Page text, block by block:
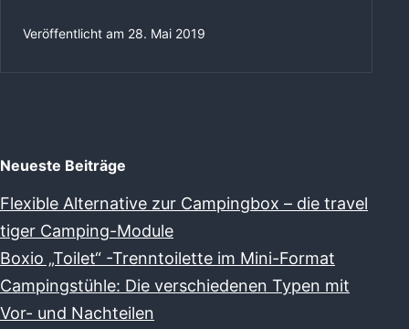
Veröffentlicht am 28. Mai 2019
Neueste Beiträge
Flexible Alternative zur Campingbox – die travel
tiger Camping-Module
Boxio „Toilet“ -Trenntoilette im Mini-Format
Campingstühle: Die verschiedenen Typen mit
Vor- und Nachteilen